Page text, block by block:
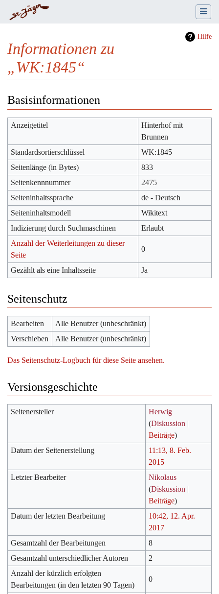
Hilfe
Informationen zu
„WK:1845“
Basisinformationen
Anzeigetitel
Hinterhof mit
Brunnen
Standardsortierschlüssel
WK:1845
Seitenlänge (in Bytes)
833
Seitenkennnummer
2475
Seiteninhaltssprache
de - Deutsch
Seiteninhaltsmodell
Wikitext
Indizierung durch Suchmaschinen
Erlaubt
Anzahl der Weiterleitungen zu dieser
Seite
0
Gezählt als eine Inhaltsseite Ja
Seitenschutz
Bearbeiten
Alle Benutzer (unbeschränkt)
Verschieben
Alle Benutzer (unbeschränkt)
Das Seitenschutz-Logbuch für diese Seite ansehen.
Versionsgeschichte
Seitenersteller
Herwig
(Diskussion |
Beiträge)
Datum der Seitenerstellung
11:13, 8. Feb.
2015
Letzter Bearbeiter
Nikolaus
(Diskussion |
Beiträge)
Datum der letzten Bearbeitung
10:42, 12. Apr.
2017
Gesamtzahl der Bearbeitungen
8
Gesamtzahl unterschiedlicher Autoren
2
Anzahl der kürzlich erfolgten
Bearbeitungen (in den letzten 90 Tagen)
0